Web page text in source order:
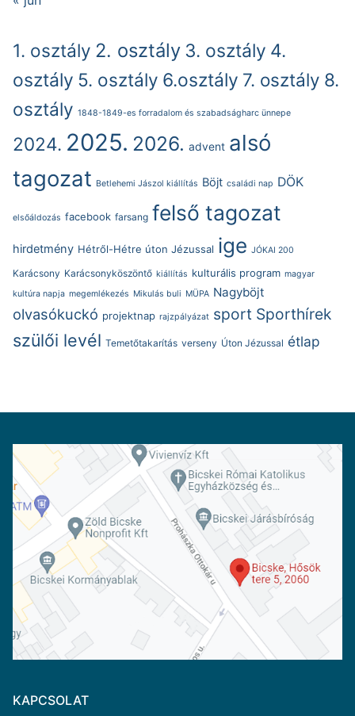
1. osztály 2. osztály 3. osztály 4.
osztály 5. osztály 6.osztály 7. osztály 8.
osztály 1848-1849-es forradalom és szabadságharc ünnepe
2024. 2025. 2026. advent alsó
tagozat Betlehemi Jászol kiállítás Böjt családi nap DÖK
elsőáldozás facebook farsang felső tagozat
hirdetmény Hétről-Hétre úton Jézussal ige JÓKAI 200
Karácsony Karácsonyköszöntő kiállítás kulturális program magyar
kultúra napja megemlékezés Mikulás buli MÜPA Nagyböjt
olvasókuckó projektnap rajzpályázat sport Sporthírek
szülői levél Temetőtakarítás verseny Úton Jézussal étlap
KAPCSOLAT